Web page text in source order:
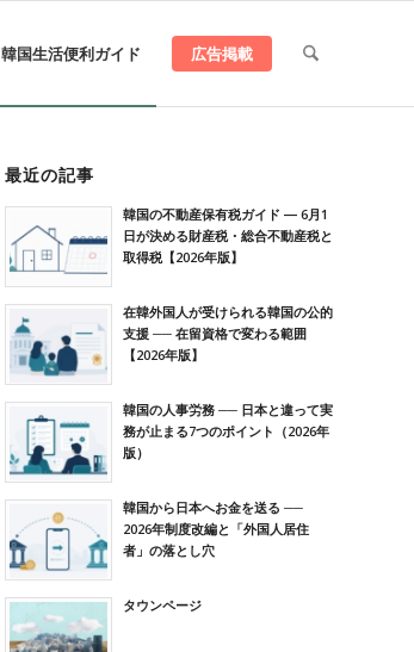
韓国生活便利ガイド 広告掲載
最近の記事
韓国の不動産保有税ガイド ― 6月1
日が決める財産税・総合不動産税と
取得税【2026年版】
在韓外国人が受けられる韓国の公的
支援 ── 在留資格で変わる範囲
【2026年版】
韓国の人事労務 ── 日本と違って実
務が止まる7つのポイント（2026年
版）
韓国から日本へお金を送る ──
2026年制度改編と「外国人居住
者」の落とし穴
タウンページ